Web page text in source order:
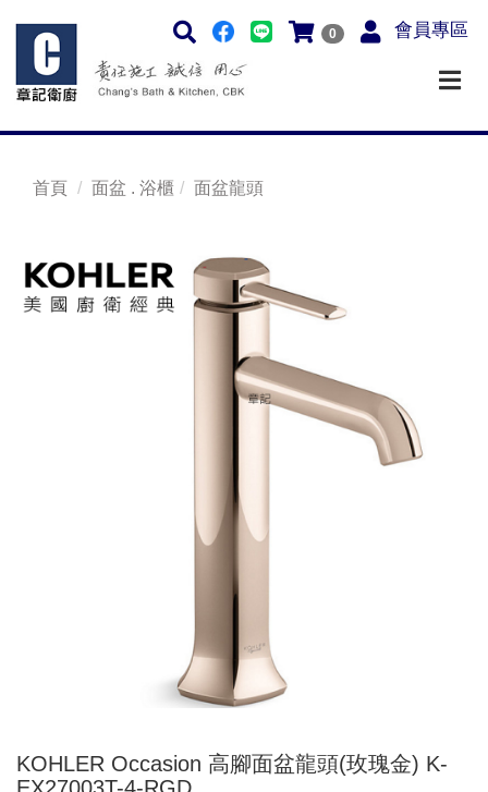
0 會員專區
首頁 面盆 . 浴櫃 面盆龍頭
KOHLER Occasion 高腳面盆龍頭(玫瑰金) K-